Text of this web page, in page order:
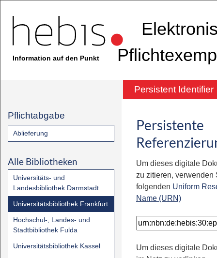
Information auf den Punkt
Persistent Identifier
Pflichtabgabe
Ablieferung
Alle Bibliotheken
Universitäts- und
Landesbibliothek Darmstadt
Universitätsbibliothek Frankfurt
Hochschul-, Landes- und
Stadtbibliothek Fulda
Universitätsbibliothek Kassel
Persistente
Um dieses digitale
zu zitieren, verwenden
folgenden Uniform
Name (URN)
Um dieses digitale